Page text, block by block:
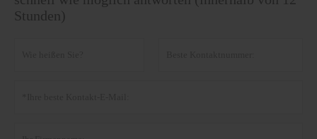
Stunden)